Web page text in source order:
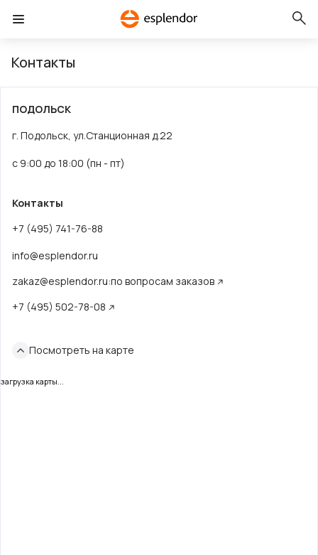
Контакты
ПОДОЛЬСК
г. Подольск, ул.Станционная д.22
с 9:00 до 18:00 (пн - пт)
Контакты
+7 (495) 741-76-88
info@esplendor.ru
zakaz@esplendor.ru:по вопросам заказов
+7 (495) 502-78-08
Посмотреть на карте
загрузка карты...